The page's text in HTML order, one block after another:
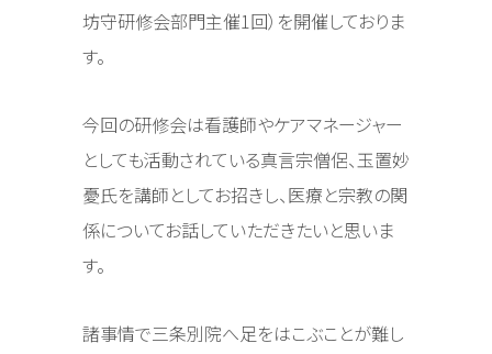
坊守研修会部門主催1回）を開催しておりま
す。
今回の研修会は看護師やケアマネージャー
としても活動されている真言宗僧侶、玉置妙
憂氏を講師としてお招きし、医療と宗教の関
係についてお話していただきたいと思いま
す。
諸事情で三条別院へ足をはこぶことが難し